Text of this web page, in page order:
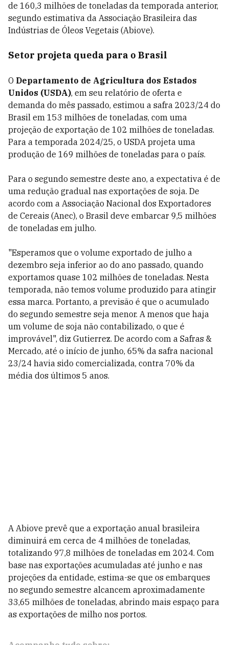
de 160,3 milhões de toneladas da temporada anterior,
segundo estimativa da Associação Brasileira das
Indústrias de Óleos Vegetais (Abiove).
Setor projeta queda para o Brasil
O Departamento de Agricultura dos Estados
Unidos (USDA), em seu relatório de oferta e
demanda do mês passado, estimou a safra 2023/24 do
Brasil em 153 milhões de toneladas, com uma
projeção de exportação de 102 milhões de toneladas.
Para a temporada 2024/25, o USDA projeta uma
produção de 169 milhões de toneladas para o país.
Para o segundo semestre deste ano, a expectativa é de
uma redução gradual nas exportações de soja. De
acordo com a Associação Nacional dos Exportadores
de Cereais (Anec), o Brasil deve embarcar 9,5 milhões
de toneladas em julho.
"Esperamos que o volume exportado de julho a
dezembro seja inferior ao do ano passado, quando
exportamos quase 102 milhões de toneladas. Nesta
temporada, não temos volume produzido para atingir
essa marca. Portanto, a previsão é que o acumulado
do segundo semestre seja menor. A menos que haja
um volume de soja não contabilizado, o que é
improvável", diz Gutierrez. De acordo com a Safras &
Mercado, até o início de junho, 65% da safra nacional
23/24 havia sido comercializada, contra 70% da
média dos últimos 5 anos.
A Abiove prevê que a exportação anual brasileira
diminuirá em cerca de 4 milhões de toneladas,
totalizando 97,8 milhões de toneladas em 2024. Com
base nas exportações acumuladas até junho e nas
projeções da entidade, estima-se que os embarques
no segundo semestre alcancem aproximadamente
33,65 milhões de toneladas, abrindo mais espaço para
as exportações de milho nos portos.